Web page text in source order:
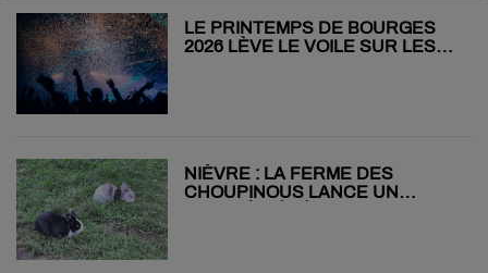
LE PRINTEMPS DE BOURGES
2026 LÈVE LE VOILE SUR LES
NIÈVRE : LA FERME DES
CHOUPINOUS LANCE UN